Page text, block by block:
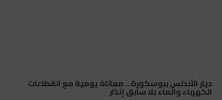
ديار الأندلس ببوسكورة… معاناة يومية مع انقطاعات
الكهرباء والماء بلا سابق إنذار